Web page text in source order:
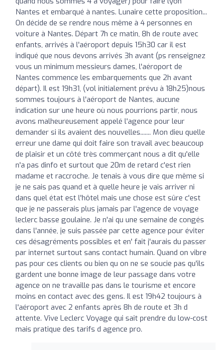
Nantes et embarqué à nantes. Lunaire cette proposition...
On décide de se rendre nous même à 4 personnes en
voiture à Nantes. Départ 7h ce matin, 8h de route avec
enfants, arrivés à l'aéroport depuis 15h30 car il est
indiqué que nous devons arrivés 3h avant (ps renseignez
vous un minimum messieurs dames, l'aéroport de
Nantes commence les embarquements que 2h avant
départ). Il est 19h31, (vol initialement prévu à 18h25)nous
sommes toujours à l'aéroport de Nantes, aucune
indication sur une heure où nous pourrions partir, nous
avons malheureusement appelé l'agence pour leur
demander si ils avaient des nouvelles....... Mon dieu quelle
erreur une dame qui doit faire son travail avec beaucoup
de plaisir et un côté très commerçant nous a dit qu'elle
n'a pas dinfo et surtout que 20m de retard c'est rien
madame et raccroche. Je tenais à vous dire que même si
je ne sais pas quand et à quelle heure je vais arriver ni
dans quel état est l'hôtel mais une chose est sûre c'est
que je ne passerais plus jamais par l'agence de voyage
leclerc basse goulaine. Je n'ai qu une semaine de congés
dans l'année, je suis passée par cette agence pour éviter
ces désagréments possibles et en' fait j'aurais du passer
par internet surtout sans contact humain. Quand on vibre
pas pour ces clients ou bien qu on ne se soucie pas qu'ils
gardent une bonne image de leur passage dans votre
agence on ne travaille pas dans le tourisme et encore
moins en contact avec des gens. Il est 19h42 toujours à
l'aéroport avec 2 enfants après 8h de route et 3h d
attente. Vive Leclerc Voyage qui sait prendre du low-cost
mais pratique des tarifs d agence pro.